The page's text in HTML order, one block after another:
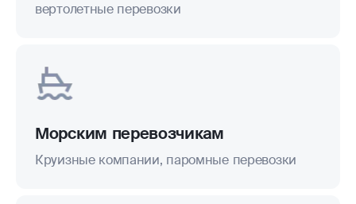
вертолетные перевозки
Морским перевозчикам
Круизные компании, паромные перевозки